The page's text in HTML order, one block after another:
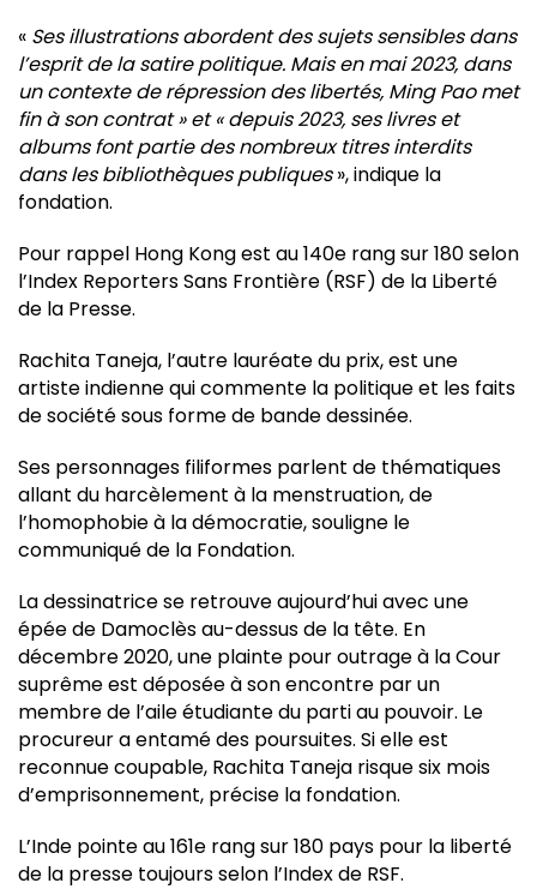
« Ses illustrations abordent des sujets sensibles dans
l’esprit de la satire politique. Mais en mai 2023, dans
un contexte de répression des libertés, Ming Pao met
fin à son contrat » et « depuis 2023, ses livres et
albums font partie des nombreux titres interdits
dans les bibliothèques publiques», indique la
fondation.
Pour rappel Hong Kong est au 140e rang sur 180 selon
l’Index Reporters Sans Frontière (RSF) de la Liberté
de la Presse.
Rachita Taneja, l’autre lauréate du prix, est une
artiste indienne qui commente la politique et les faits
de société sous forme de bande dessinée.
Ses personnages filiformes parlent de thématiques
allant du harcèlement à la menstruation, de
l’homophobie à la démocratie, souligne le
communiqué de la Fondation.
La dessinatrice se retrouve aujourd’hui avec une
épée de Damoclès au-dessus de la tête. En
décembre 2020, une plainte pour outrage à la Cour
suprême est déposée à son encontre par un
membre de l’aile étudiante du parti au pouvoir. Le
procureur a entamé des poursuites. Si elle est
reconnue coupable, Rachita Taneja risque six mois
d’emprisonnement, précise la fondation.
L’Inde pointe au 161e rang sur 180 pays pour la liberté
de la presse toujours selon l’Index de RSF.